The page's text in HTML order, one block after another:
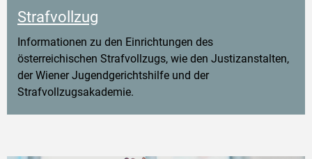
Strafvollzug
Informationen zu den Einrichtungen des
österreichischen Strafvollzugs, wie den Justizanstalten,
der Wiener Jugendgerichtshilfe und der
Strafvollzugsakademie.